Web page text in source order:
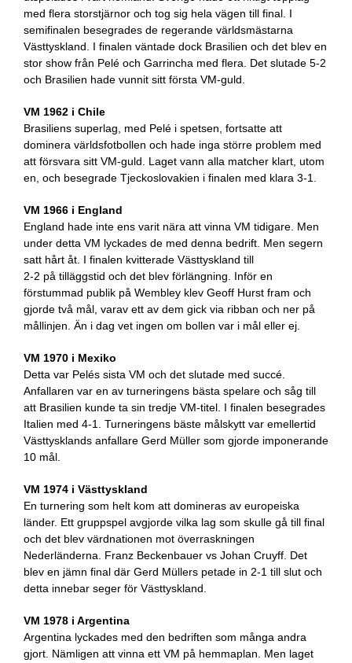
med flera storstjärnor och tog sig hela vägen till final. I
semifinalen besegrades de regerande världsmästarna
Västtyskland. I finalen väntade dock Brasilien och det blev en
stor show från Pelé och Garrincha med flera. Det slutade 5-2
och Brasilien hade vunnit sitt första VM-guld.
VM 1962 i Chile
Brasiliens superlag, med Pelé i spetsen, fortsatte att
dominera världsfotbollen och hade inga större problem med
att försvara sitt VM-guld. Laget vann alla matcher klart, utom
en, och besegrade Tjeckoslovakien i finalen med klara 3-1.
VM 1966 i England
England hade inte ens varit nära att vinna VM tidigare. Men
under detta VM lyckades de med denna bedrift. Men segern
satt hårt åt. I finalen kvitterade Västtyskland till
2-2 på tilläggstid och det blev förlängning. Inför en
förstummad publik på Wembley klev Geoff Hurst fram och
gjorde två mål, varav ett av dem gick via ribban och ner på
mållinjen. Än i dag vet ingen om bollen var i mål eller ej.
VM 1970 i Mexiko
Detta var Pelés sista VM och det slutade med succé.
Anfallaren var en av turneringens bästa spelare och såg till
att Brasilien kunde ta sin tredje VM-titel. I finalen besegrades
Italien med 4-1. Turneringens bäste målskytt var emellertid
Västtysklands anfallare Gerd Müller som gjorde imponerande
10 mål.
VM 1974 i Västtyskland
En turnering som helt kom att domineras av europeiska
länder. Ett gruppspel avgjorde vilka lag som skulle gå till final
och det blev värdnationen mot överraskningen
Nederländerna. Franz Beckenbauer vs Johan Cruyff. Det
blev en jämn final där Gerd Müllers petade in 2-1 till slut och
detta innebar seger för Västtyskland.
VM 1978 i Argentina
Argentina lyckades med den bedriften som många andra
gjort. Nämligen att vinna ett VM på hemmaplan. Men laget